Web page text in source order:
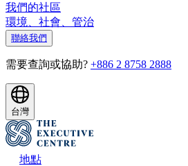
我們的社區
環境、社會、管治
聯絡我們
需要查詢或協助? +886 2 8758 2888
台灣
地點